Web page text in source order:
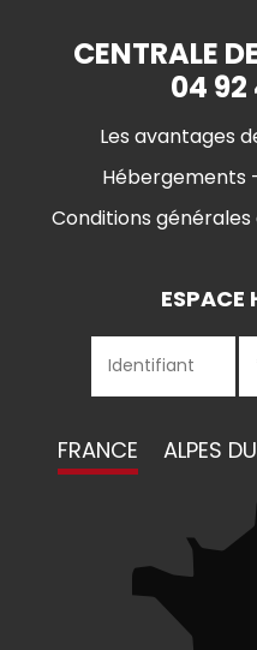
CENTRALE
04 92
Les avantages
Hébergements
Conditions générales
ESPACE
FRANCE ALPES